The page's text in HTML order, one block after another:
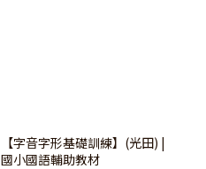
【字音字形基礎訓練】(光田) |
國小國語輔助教材